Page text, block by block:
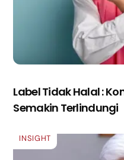
Label Tidak Halal :
Semakin Terlindungi
INSIGHT